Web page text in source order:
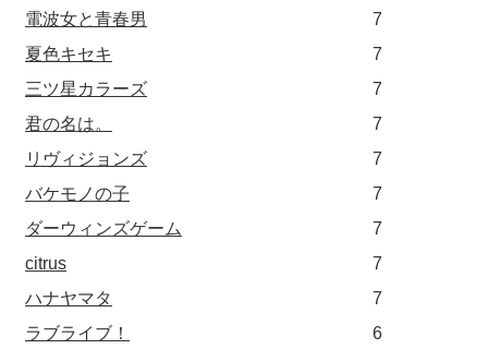
電波女と青春男
7
夏色キセキ
7
三ツ星カラーズ
7
君の名は。
7
リヴィジョンズ
7
バケモノの子
7
ダーウィンズゲーム
7
citrus
7
ハナヤマタ
7
ラブライブ！
6